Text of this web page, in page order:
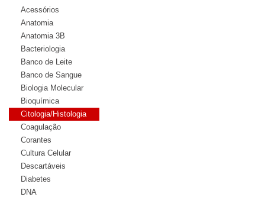
Acessórios
Anatomia
Anatomia 3B
Bacteriologia
Banco de Leite
Banco de Sangue
Biologia Molecular
Bioquímica
Citologia/Histologia
Coagulação
Corantes
Cultura Celular
Descartáveis
Diabetes
DNA